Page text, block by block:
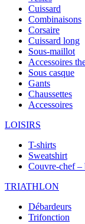
Cuissard
Combinaisons
Corsaire
Cuissard long
Sous-maillot
Accessoires
Sous casque
Gants
Chaussettes
Accessoires
LOISIRS
T-shirts
Sweatshirt
Couvre-chef –
TRIATHLON
Débardeurs
Trifonction